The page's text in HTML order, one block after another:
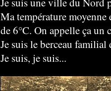
Ma température moyenne
de 6°C. On appelle ça un
Je suis le berceau familial
Je suis, je suis...